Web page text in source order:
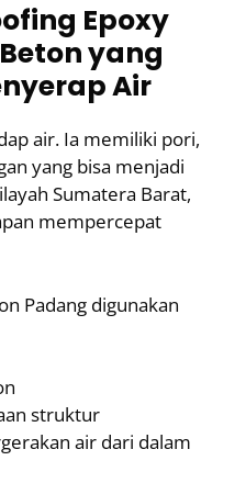
Epoxy
yang
Air
air. Ia memiliki pori,
yang bisa menjadi
Sumatera Barat,
mempercepat
Padang digunakan
struktur
air dari dalam